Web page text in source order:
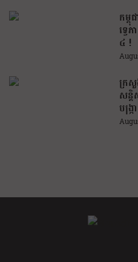
កម្ពុ
ទ្វ
៤ !
ក្រសួ
សន្តិ
បង្រ្
ប្រា